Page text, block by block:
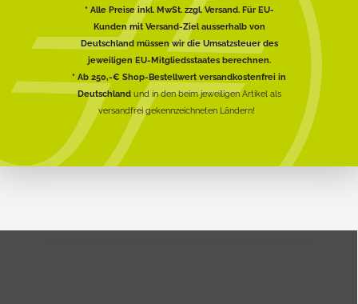
* Alle Preise inkl. MwSt. zzgl. Versand. Für EU-
Kunden mit Versand-Ziel ausserhalb von
Deutschland müssen wir die Umsatzsteuer des
jeweiligen EU-Mitgliedsstaates berechnen.
* Ab 250,-€ Shop-Bestellwert versandkostenfrei in
Deutschlandund in den beim jeweiligen Artikel als
versandfrei gekennzeichneten Ländern!